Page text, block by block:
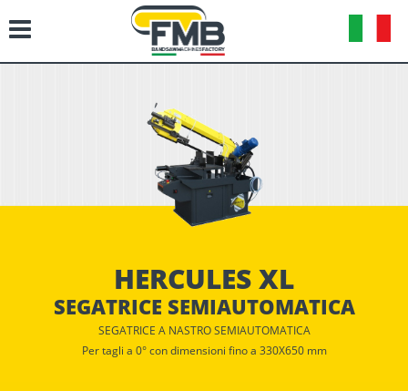
HERCULES XL
SEGATRICE SEMIAUTOMATICA
SEGATRICE A NASTRO SEMIAUTOMATICA
Per tagli a 0° con dimensioni fino a 330X650 mm